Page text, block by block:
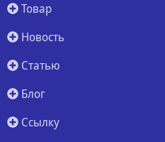
Товар
Новость
Статью
Блог
Ссылку